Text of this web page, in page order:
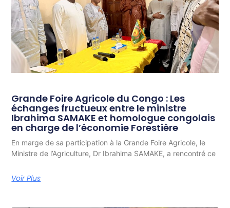
Grande Foire Agricole du Congo : Les
échanges fructueux entre le ministre
Ibrahima SAMAKE et homologue congolais
en charge de l’économie Forestière
En marge de sa participation à la Grande Foire Agricole, le
Ministre de l’Agriculture, Dr Ibrahima SAMAKE, a rencontré ce
Voir Plus